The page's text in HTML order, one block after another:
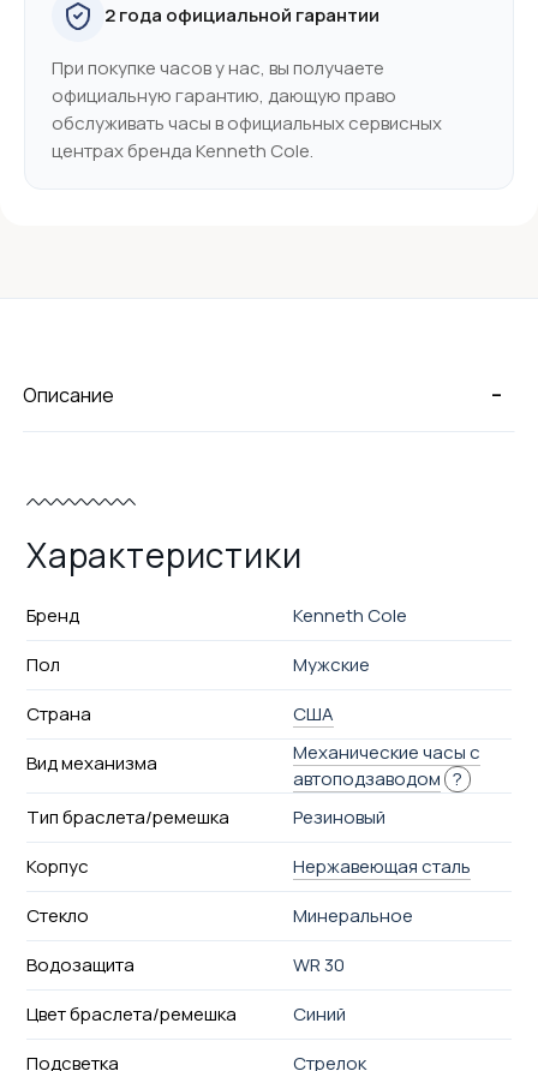
2 года официальной гарантии
При покупке часов у нас, вы получаете
официальную гарантию, дающую право
обслуживать часы в официальных сервисных
центрах бренда Kenneth Cole.
-
Описание
Характеристики
Бренд
Kenneth Cole
Пол
Мужские
Страна
США
Вид механизма
Механические часы с
автоподзаводом ?
Тип браслета/ремешка
Резиновый
Корпус
Нержавеющая сталь
Стекло
Минеральное
Водозащита
WR 30
Цвет браслета/ремешка
Синий
Подсветка
Стрелок